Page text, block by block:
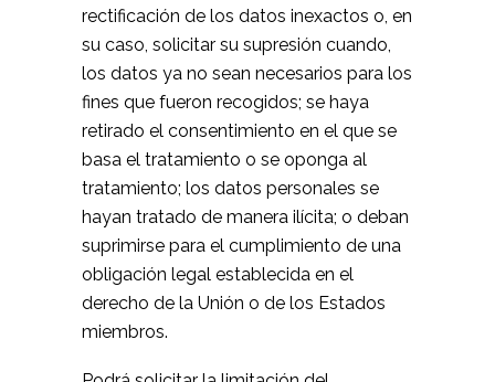
rectificación de los datos inexactos o, en
su caso, solicitar su supresión cuando,
los datos ya no sean necesarios para los
fines que fueron recogidos; se haya
retirado el consentimiento en el que se
basa el tratamiento o se oponga al
tratamiento; los datos personales se
hayan tratado de manera ilícita; o deban
suprimirse para el cumplimiento de una
obligación legal establecida en el
derecho de la Unión o de los Estados
miembros.